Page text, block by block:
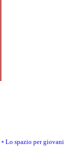
▫️ Lo spazio per giovani